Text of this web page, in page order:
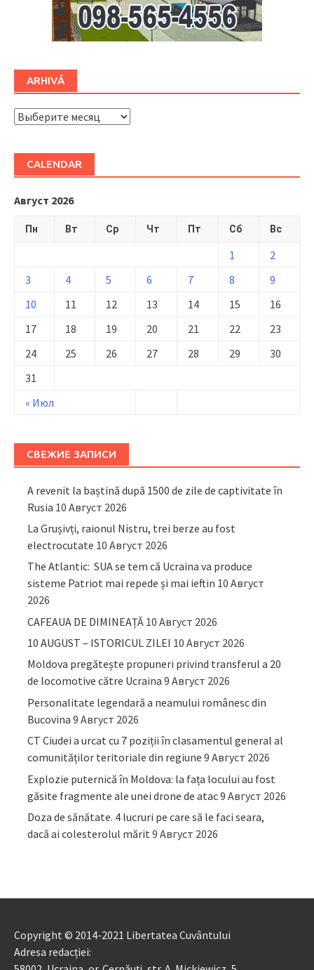
ARHIVĂ
ARHIVĂ
CALENDAR
Август 2026
Пн Вт Ср Чт Пт Сб Вс
« Июл
1
2
3
4 5 6 7 8
9
10
11 12 13 14 15
16
17
18 19 20 21 22
23
24
25 26 27 28 29
30
31
СВЕЖИЕ ЗАПИСИ
A revenit la baștină după 1500 de zile de captivitate în
Rusia 10 Август 2026
La Grușivți, raionul Nistru, trei berze au fost
electrocutate 10 Август 2026
The Atlantic: SUA se tem că Ucraina va produce
sisteme Patriot mai repede și mai ieftin 10 Август
2026
CAFEAUA DE DIMINEAȚĂ 10 Август 2026
10 AUGUST – ISTORICUL ZILEI 10 Август 2026
Moldova pregătește propuneri privind transferul a 20
de locomotive către Ucraina 9 Август 2026
Personalitate legendară a neamului românesc din
Bucovina 9 Август 2026
CT Ciudei a urcat cu 7 poziții în clasamentul general al
comunităților teritoriale din regiune 9 Август 2026
Explozie puternică în Moldova: la fața locului au fost
găsite fragmente ale unei drone de atac9 Август 2026
Doza de sănătate. 4 lucruri pe care să le faci seara,
dacă ai colesterolul mărit9 Август 2026
Copyright © 2014-2021 Libertatea Cuvântului
Adresa redacției: